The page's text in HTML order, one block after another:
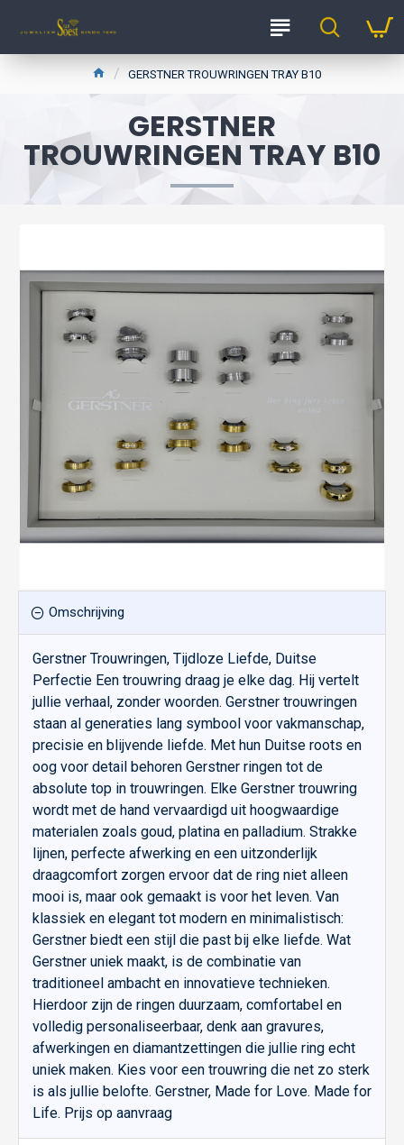
GERSTNER TROUWRINGEN TRAY B10
GERSTNER
TROUWRINGEN TRAY B10
Omschrijving
Gerstner Trouwringen, Tijdloze Liefde, Duitse
Perfectie Een trouwring draag je elke dag. Hij vertelt
jullie verhaal, zonder woorden. Gerstner trouwringen
staan al generaties lang symbool voor vakmanschap,
precisie en blijvende liefde. Met hun Duitse roots en
oog voor detail behoren Gerstner ringen tot de
absolute top in trouwringen. Elke Gerstner trouwring
wordt met de hand vervaardigd uit hoogwaardige
materialen zoals goud, platina en palladium. Strakke
lijnen, perfecte afwerking en een uitzonderlijk
draagcomfort zorgen ervoor dat de ring niet alleen
mooi is, maar ook gemaakt is voor het leven. Van
klassiek en elegant tot modern en minimalistisch:
Gerstner biedt een stijl die past bij elke liefde. Wat
Gerstner uniek maakt, is de combinatie van
traditioneel ambacht en innovatieve technieken.
Hierdoor zijn de ringen duurzaam, comfortabel en
volledig personaliseerbaar, denk aan gravures,
afwerkingen en diamantzettingen die jullie ring echt
uniek maken. Kies voor een trouwring die net zo sterk
is als jullie belofte. Gerstner, Made for Love. Made for
Life. Prijs op aanvraag